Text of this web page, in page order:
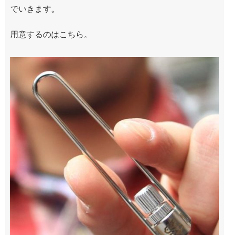
でいきます。
用意するのはこちら。